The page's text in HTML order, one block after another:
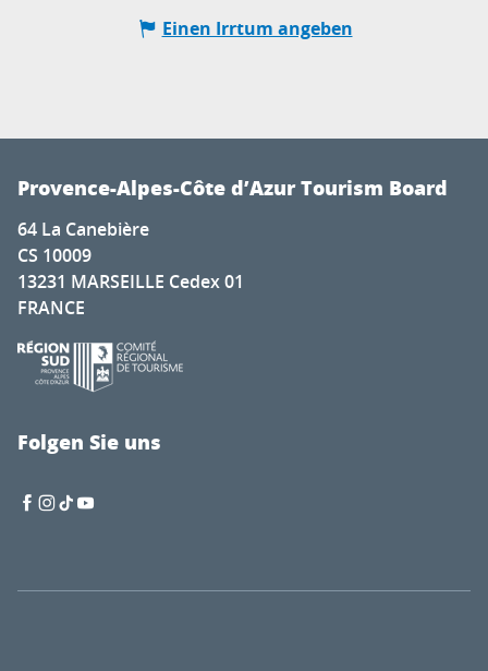
Einen Irrtum angeben
Provence-Alpes-Côte d’Azur Tourism Board
64 La Canebière
CS 10009
13231 MARSEILLE Cedex 01
FRANCE
Folgen Sie uns